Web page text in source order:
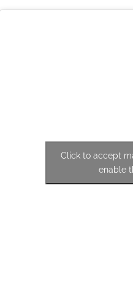
Click to accept
enable